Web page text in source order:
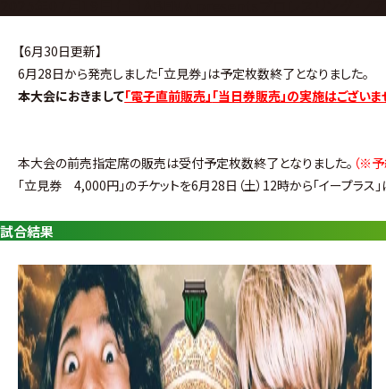
ノ
ア
公
サ
イ
ト
【6月30日更新】
6月28日から発売しました「立見券」は予定枚数終了となりました。
本大会におきまして「電子直前販売」 「当日券販売」の実施はございま
本大会の前売指定席の販売は受付予定枚数終了となりました。 （※
「立見券 4,000円」のチケットを6月28日（土）12時から「イープラス
試合結果